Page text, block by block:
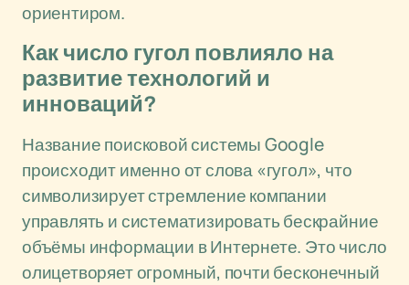
ориентиром.
Как число гугол повлияло на
развитие технологий и
инноваций?
Название поисковой системы Google
происходит именно от слова «гугол», что
символизирует стремление компании
управлять и систематизировать бескрайние
объёмы информации в Интернете. Это число
олицетворяет огромный, почти бесконечный